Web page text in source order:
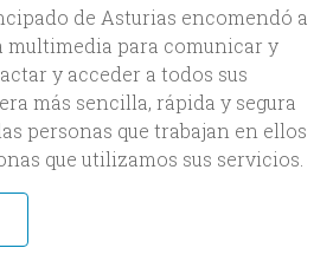
Inicio
Nosotros
de Bittia
de Asturias encomendó a
multimedia para comunicar y
y acceder a todos sus
más sencilla, rápida y segura
personas que trabajan en ellos
que utilizamos sus servicios.